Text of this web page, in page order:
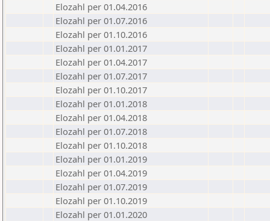
Elozahl per 01.04.2016
Elozahl per 01.07.2016
Elozahl per 01.10.2016
Elozahl per 01.01.2017
Elozahl per 01.04.2017
Elozahl per 01.07.2017
Elozahl per 01.10.2017
Elozahl per 01.01.2018
Elozahl per 01.04.2018
Elozahl per 01.07.2018
Elozahl per 01.10.2018
Elozahl per 01.01.2019
Elozahl per 01.04.2019
Elozahl per 01.07.2019
Elozahl per 01.10.2019
Elozahl per 01.01.2020